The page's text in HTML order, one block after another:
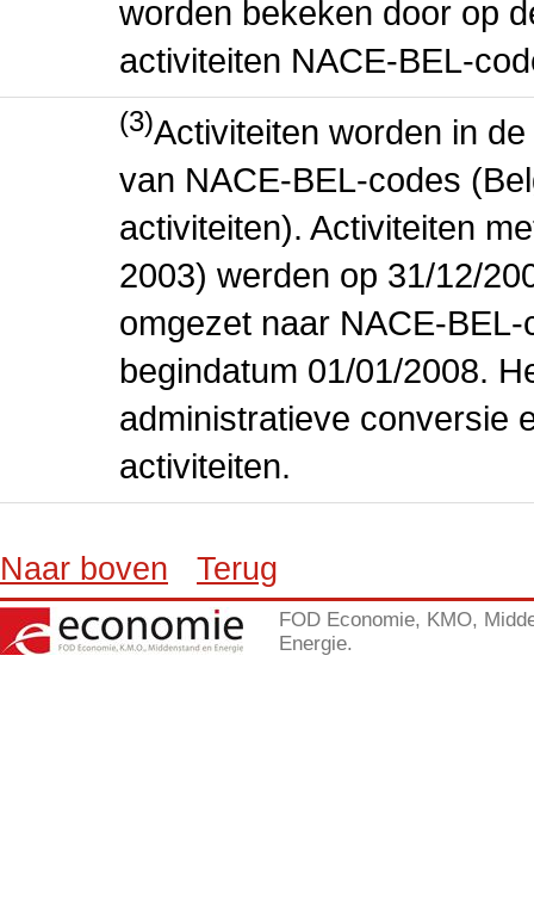
worden bekeken door op
activiteiten NACE-BEL-
(3)Activiteiten worden in
van NACE-BEL-codes
activiteiten). Activiteiten
2003) werden op 31/12/
omgezet naar NACE-
begindatum 01/01/2008.
administratieve conversie
activiteiten.
Naar boven Terug
FOD Economie, KMO,
Energie.